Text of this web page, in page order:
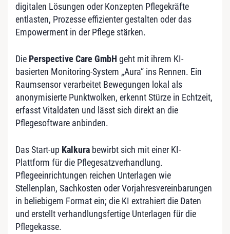
digitalen Lösungen oder Konzepten Pflegekräfte
entlasten, Prozesse effizienter gestalten oder das
Empowerment in der Pflege stärken.
Die Perspective Care GmbH geht mit ihrem KI-
basierten Monitoring-System „Aura“ ins Rennen. Ein
Raumsensor verarbeitet Bewegungen lokal als
anonymisierte Punktwolken, erkennt Stürze in Echtzeit,
erfasst Vitaldaten und lässt sich direkt an die
Pflegesoftware anbinden.
Das Start-up Kalkura bewirbt sich mit einer KI-
Plattform für die Pflegesatzverhandlung.
Pflegeeinrichtungen reichen Unterlagen wie
Stellenplan, Sachkosten oder Vorjahresvereinbarungen
in beliebigem Format ein; die KI extrahiert die Daten
und erstellt verhandlungsfertige Unterlagen für die
Pflegekasse.